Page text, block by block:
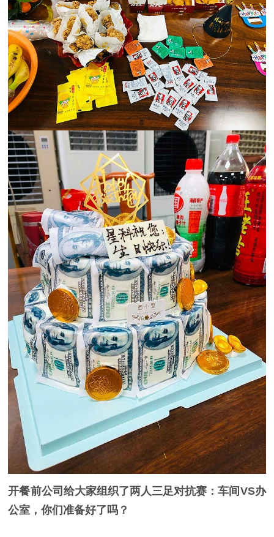
开餐前公司给大家组织了两人三足对抗赛：车间VS办
公室，你们准备好了吗？